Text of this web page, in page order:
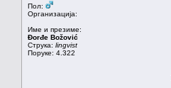
Пол:
Организација:
Име и презиме:
Đorđe Božović
Струка: lingvist
Поруке: 4.322